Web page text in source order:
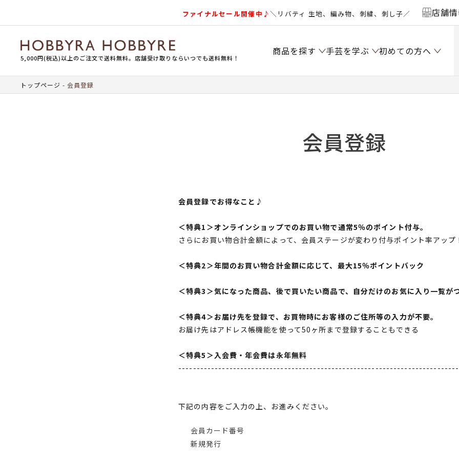
ファイナルセール開催中♪＼リバティ 生地、編み物、刺繍、刺し子／ 店舗
5,000円(税込)以上のご注文で送料無料。店舗受け取りならいつでも送料無料！
商品を探す 手芸を学ぶ 初めての方へ
トップページ 会員登録
会員登録
会員登録でお得なこと♪
＜特典1＞オンラインショップでのお買い物で通常5％のポイント付与。
さらにお買い物合計金額によって、会員ステージが変わり付与ポイント率アップ
＜特典2＞年間のお買い物合計金額に応じて、最大15％ポイントバック
＜特典3＞気になった商品、後で買いたい商品で、自分だけのお気に入り一覧が
＜特典4＞お届け先を登録で、お買物時にお客様のご住所等の入力が不要。
お届け先はアドレス帳機能を使って50ヶ所まで登録することもできる
＜特典5＞入会費・年会費は永年無料
下記の内容をご入力の上、お進みください。
会員カード番号
新規発行